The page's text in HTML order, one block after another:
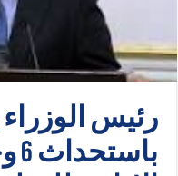
رئيس